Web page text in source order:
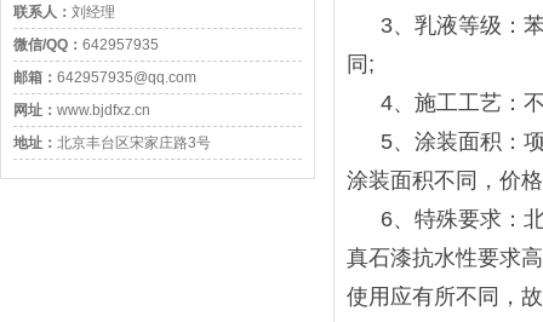
联系人： 刘经理
微信/QQ： 642957935
邮箱： 642957935@qq.com
网址： www.bjdfxz.cn
地址： 北京丰台区宋家庄路3号
3、乳液等级：
同 ;
4、施工工艺：
5、涂装面积：
涂装面积不同，价
6、特殊要求：
真石漆抗水性要求
使用应有所不同，